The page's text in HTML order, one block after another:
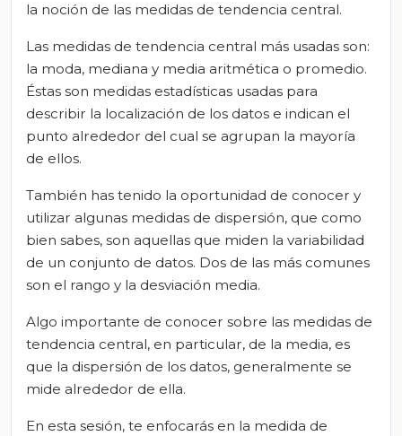
la noción de las medidas de tendencia central.
Las medidas de tendencia central más usadas son:
la moda, mediana y media aritmética o promedio.
Éstas son medidas estadísticas usadas para
describir la localización de los datos e indican el
punto alrededor del cual se agrupan la mayoría
de ellos.
También has tenido la oportunidad de conocer y
utilizar algunas medidas de dispersión, que como
bien sabes, son aquellas que miden la variabilidad
de un conjunto de datos. Dos de las más comunes
son el rango y la desviación media.
Algo importante de conocer sobre las medidas de
tendencia central, en particular, de la media, es
que la dispersión de los datos, generalmente se
mide alrededor de ella.
En esta sesión, te enfocarás en la medida de